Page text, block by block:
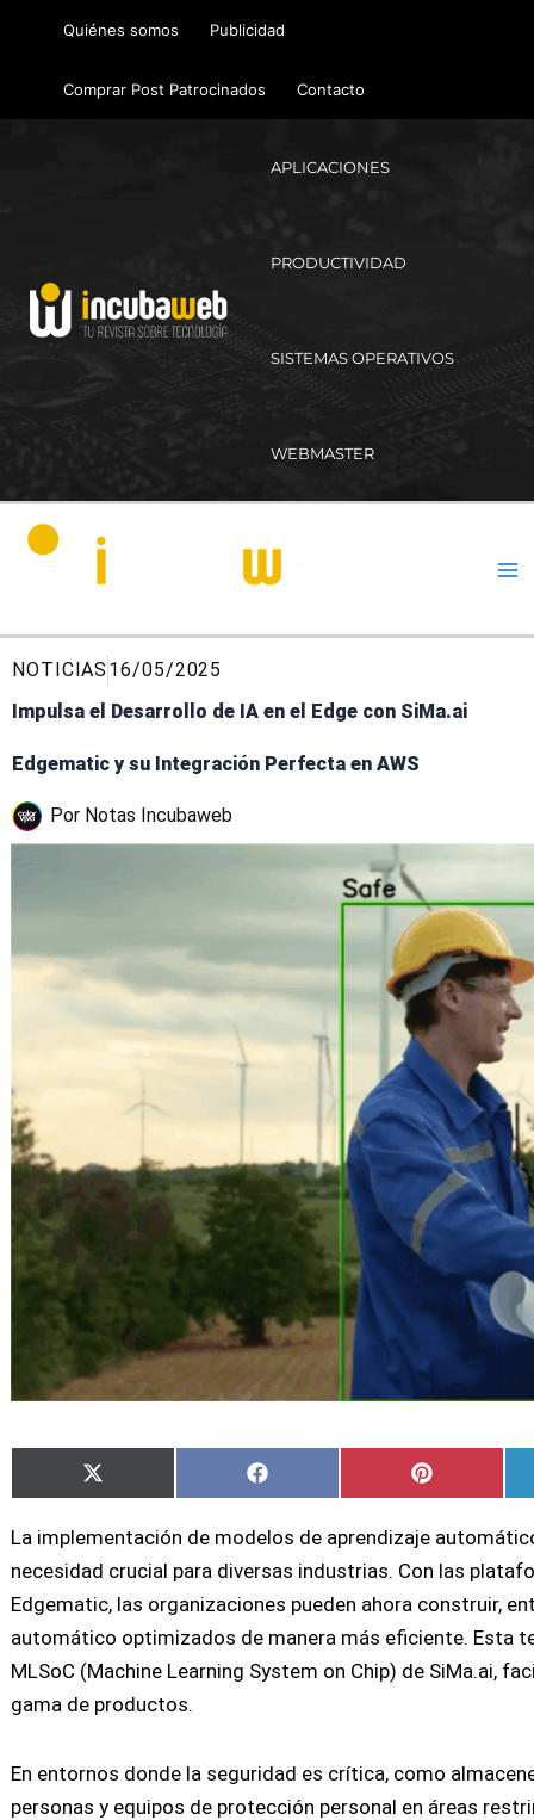
Quiénes somos Publicidad
Comprar Post Patrocinados Contacto
APLICACIONES
PRODUCTIVIDAD
SISTEMAS OPERATIVOS
WEBMASTER
NOTICIAS 16/05/2025
Impulsa el Desarrollo de IA en el Edge con SiMa.ai
Edgematic y su Integración Perfecta en AWS
Por Notas Incubaweb
Compartir
en
X
(Twitter)
Compartir
en
Facebook
Compartir
en
Pinterest
La implementación de modelos de aprendizaje
necesidad crucial para diversas industrias. Con las
Edgematic, las organizaciones pueden ahora construir,
automático optimizados de manera más eficiente. Esta
MLSoC (Machine Learning System on Chip) de SiMa.ai,
gama de productos.
En entornos donde la seguridad es crítica, como
personas y equipos de protección personal en áreas